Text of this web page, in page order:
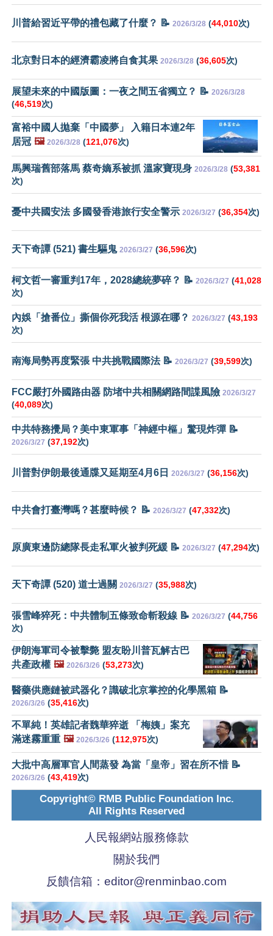
川普給習近平帶的禮包藏了什麼？ 📝 2026/3/28 (44,010次)
北京對日本的經濟霸凌將自食其果 2026/3/28 (36,605次)
展望未來的中國版圖：一夜之間五省獨立？ 📝 2026/3/28
(46,519次)
富裕中國人拋棄「中國夢」 入籍日本連2年
居冠 🖼️ 2026/3/28 (121,076次)
馬興瑞舊部落馬 蔡奇嫡系被抓 溫家寶現身 2026/3/28 (53,381
次)
憂中共國安法 多國發香港旅行安全警示 2026/3/27 (36,354次)
天下奇譚 (521) 書生驅鬼 2026/3/27 (36,596次)
柯文哲一審重判17年，2028總統夢碎？ 📝 2026/3/27 (41,028
次)
內娛「搶番位」撕個你死我活 根源在哪？ 2026/3/27 (43,193
次)
南海局勢再度緊張 中共挑戰國際法 📝 2026/3/27 (39,599次)
FCC嚴打外國路由器 防堵中共相關網路間諜風險 2026/3/27
(40,089次)
中共特務攪局？美中東軍事「神經中樞」驚現炸彈 📝
2026/3/27 (37,192次)
川普對伊朗最後通牒又延期至4月6日 2026/3/27 (36,156次)
中共會打臺灣嗎？甚麼時候？ 📝 2026/3/27 (47,332次)
原廣東邊防總隊長走私軍火被判死緩 📝 2026/3/27 (47,294次)
天下奇譚 (520) 道士過關 2026/3/27 (35,988次)
張雪峰猝死：中共體制五條致命斬殺線 📝 2026/3/27 (44,756
次)
伊朗海軍司令被擊斃 盟友盼川普瓦解古巴
共產政權 🖼️ 2026/3/26 (53,273次)
醫藥供應鏈被武器化？識破北京掌控的化學黑箱 📝
2026/3/26 (35,416次)
不單純！英雄記者魏華猝逝 「梅姨」案充
滿迷霧重重 🖼️ 2026/3/26 (112,975次)
大批中高層軍官人間蒸發 為當「皇帝」習在所不惜 📝
2026/3/26 (43,419次)
Copyright© RMB Public Foundation Inc.
All Rights Reserved
人民報網站服務條款
關於我們
反饋信箱： editor@renminbao.com